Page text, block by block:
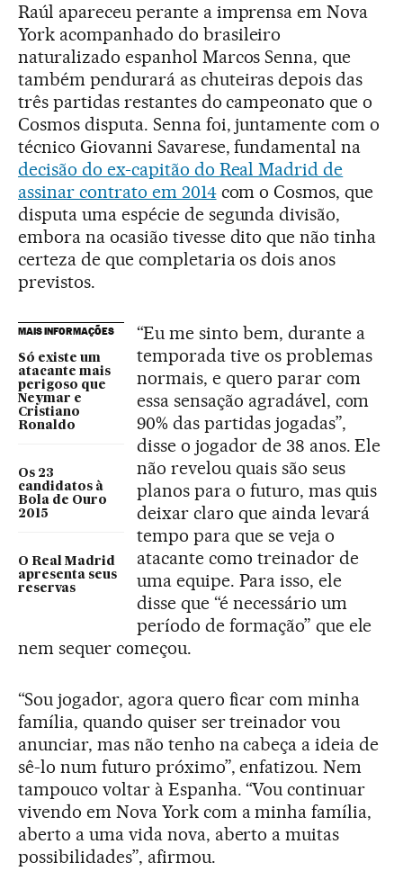
Raúl apareceu perante a imprensa em Nova
York acompanhado do brasileiro
naturalizado espanhol Marcos Senna, que
também pendurará as chuteiras depois das
três partidas restantes do campeonato que o
Cosmos disputa. Senna foi, juntamente com o
técnico Giovanni Savarese, fundamental na
decisão do ex-capitão do Real Madrid de
assinar contrato em 2014com o Cosmos, que
disputa uma espécie de segunda divisão,
embora na ocasião tivesse dito que não tinha
certeza de que completaria os dois anos
previstos.
MAIS INFORMAÇÕES
Só existe um
atacante mais
perigoso que
Neymar e
Cristiano
Ronaldo
Os 23
candidatos à
Bola de Ouro
2015
O Real Madrid
apresenta seus
reservas
“Eu me sinto bem, durante a
temporada tive os problemas
normais, e quero parar com
essa sensação agradável, com
90% das partidas jogadas”,
disse o jogador de 38 anos. Ele
não revelou quais são seus
planos para o futuro, mas quis
deixar claro que ainda levará
tempo para que se veja o
atacante como treinador de
uma equipe. Para isso, ele
disse que “é necessário um
período de formação” que ele
nem sequer começou.
“Sou jogador, agora quero ficar com minha
família, quando quiser ser treinador vou
anunciar, mas não tenho na cabeça a ideia de
sê-lo num futuro próximo”, enfatizou. Nem
tampouco voltar à Espanha. “Vou continuar
vivendo em Nova York com a minha família,
aberto a uma vida nova, aberto a muitas
possibilidades”, afirmou.